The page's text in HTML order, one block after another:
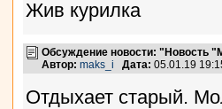
Жив курилка
Обсуждение новости: "Новость
Автор: maks_i Дата: 05.01.19
Отдыхает старый.